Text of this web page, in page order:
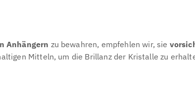
Anhängern zu bewahren, empfehlen wir, sie
Mitteln, um die Brillanz der Kristalle zu